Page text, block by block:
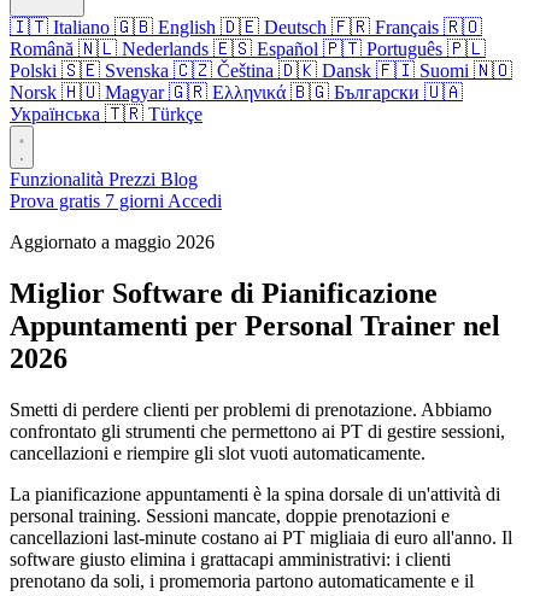
🇮🇹 Italiano 🇬🇧 English 🇩🇪 Deutsch 🇫🇷 Français 🇷🇴
Română 🇳🇱 Nederlands 🇪🇸 Español 🇵🇹 Português 🇵🇱
Polski 🇸🇪 Svenska 🇨🇿 Čeština 🇩🇰 Dansk 🇫🇮 Suomi 🇳🇴
Norsk 🇭🇺 Magyar 🇬🇷 Ελληνικά 🇧🇬 Български 🇺🇦
Українська 🇹🇷 Türkçe
Funzionalità Prezzi Blog
Prova gratis 7 giorni Accedi
Aggiornato a maggio 2026
Miglior Software di Pianificazione
Appuntamenti per Personal Trainer nel
2026
Smetti di perdere clienti per problemi di prenotazione. Abbiamo
confrontato gli strumenti che permettono ai PT di gestire sessioni,
cancellazioni e riempire gli slot vuoti automaticamente.
La pianificazione appuntamenti è la spina dorsale di un'attività di
personal training. Sessioni mancate, doppie prenotazioni e
cancellazioni last-minute costano ai PT migliaia di euro all'anno. Il
software giusto elimina i grattacapi amministrativi: i clienti
prenotano da soli, i promemoria partono automaticamente e il